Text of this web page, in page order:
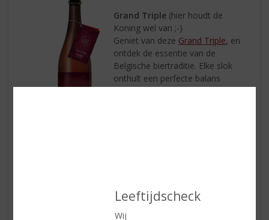
Leeftijdscheck
Wij
Grand Triple (hier houdt de
Koning wel van ;-)
Geniet van deze Grand Triple, en
ontdek de essentie van de
Belgische biertraditie. Elke slok
onthult een perfecte balans
tussen krachtige smaken en
Les 4 Pierres Pinot Grigio
Fris en vriendelijk. De kleur is